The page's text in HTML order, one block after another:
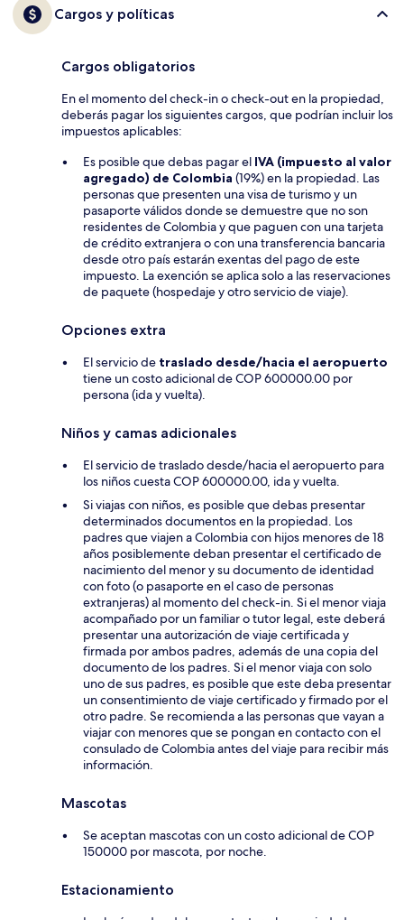
Cargos y políticas
Cargos obligatorios
En el momento del check-in o check-out en la propiedad,
deberás pagar los siguientes cargos, que podrían incluir los
impuestos aplicables:
Es posible que debas pagar el IVA (impuesto al valor
agregado) de Colombia (19%) en la propiedad. Las
personas que presenten una visa de turismo y un
pasaporte válidos donde se demuestre que no son
residentes de Colombia y que paguen con una tarjeta
de crédito extranjera o con una transferencia bancaria
desde otro país estarán exentas del pago de este
impuesto. La exención se aplica solo a las reservaciones
de paquete (hospedaje y otro servicio de viaje).
Opciones extra
El servicio de traslado desde/hacia el aeropuerto
tiene un costo adicional de COP 600000.00 por
persona (ida y vuelta).
Niños y camas adicionales
El servicio de traslado desde/hacia el aeropuerto para
los niños cuesta COP 600000.00, ida y vuelta.
Si viajas con niños, es posible que debas presentar
determinados documentos en la propiedad. Los
padres que viajen a Colombia con hijos menores de 18
años posiblemente deban presentar el certificado de
nacimiento del menor y su documento de identidad
con foto (o pasaporte en el caso de personas
extranjeras) al momento del check-in. Si el menor viaja
acompañado por un familiar o tutor legal, este deberá
presentar una autorización de viaje certificada y
firmada por ambos padres, además de una copia del
documento de los padres. Si el menor viaja con solo
uno de sus padres, es posible que este deba presentar
un consentimiento de viaje certificado y firmado por el
otro padre. Se recomienda a las personas que vayan a
viajar con menores que se pongan en contacto con el
consulado de Colombia antes del viaje para recibir más
información.
Mascotas
Se aceptan mascotas con un costo adicional de COP
150000 por mascota, por noche.
Estacionamiento